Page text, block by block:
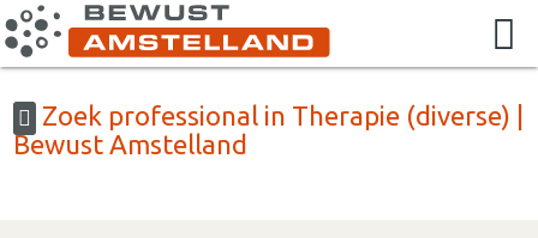
Zoek professional in Therapie (diverse) |
Bewust Amstelland